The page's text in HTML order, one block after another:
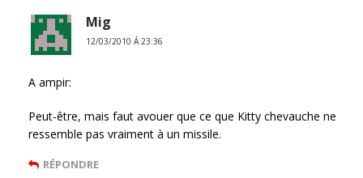
Mig
12/03/2010 Á 23:36
A ampir:
Peut-être, mais faut avouer que ce que Kitty chevauche ne
ressemble pas vraiment à un missile.
RÉPONDRE